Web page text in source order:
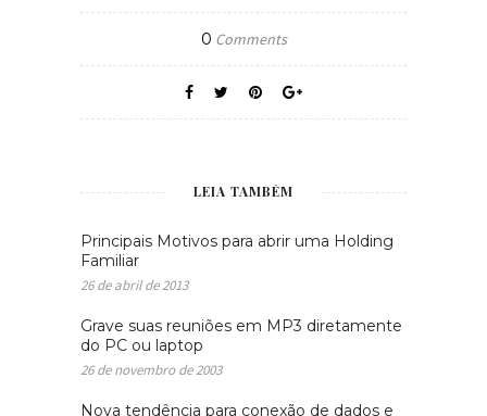
0 Comments
LEIA TAMBÉM
Principais Motivos para abrir uma Holding
Familiar
26 de abril de 2013
Grave suas reuniões em MP3 diretamente
do PC ou laptop
26 de novembro de 2003
Nova tendência para conexão de dados e